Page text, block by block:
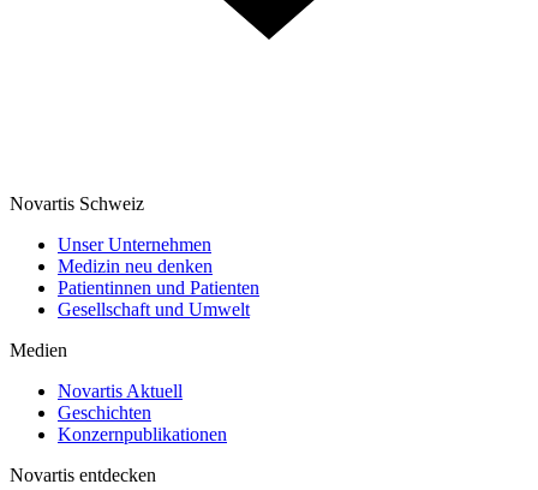
Novartis Schweiz
Unser Unternehmen
Medizin neu denken
Patientinnen und Patienten
Gesellschaft und Umwelt
Medien
Novartis Aktuell
Geschichten
Konzernpublikationen
Novartis entdecken